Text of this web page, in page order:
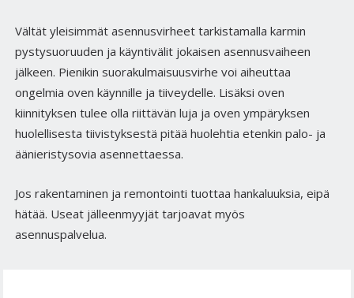
Vältät yleisimmät asennusvirheet tarkistamalla karmin
pystysuoruuden ja käyntivälit jokaisen asennusvaiheen
jälkeen. Pienikin suorakulmaisuusvirhe voi aiheuttaa
ongelmia oven käynnille ja tiiveydelle. Lisäksi oven
kiinnityksen tulee olla riittävän luja ja oven ympäryksen
huolellisesta tiivistyksestä pitää huolehtia etenkin palo- ja
äänieristysovia asennettaessa.
Jos rakentaminen ja remontointi tuottaa hankaluuksia, eipä
hätää. Useat jälleenmyyjät tarjoavat myös
asennuspalvelua.